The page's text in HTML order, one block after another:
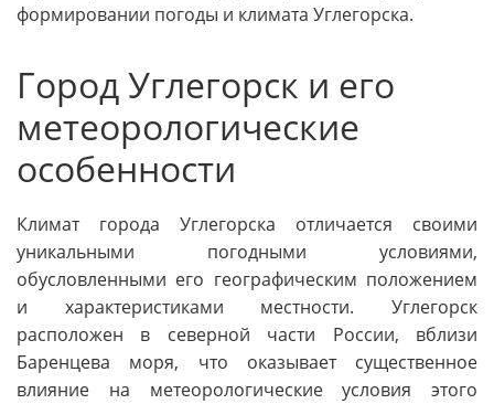
формировании погоды и климата Углегорска.
Город Углегорск и его
метеорологические
особенности
Климат города Углегорска отличается своими
уникальными погодными условиями,
обусловленными его географическим положением
и характеристиками местности. Углегорск
расположен в северной части России, вблизи
Баренцева моря, что оказывает существенное
влияние на метеорологические условия этого